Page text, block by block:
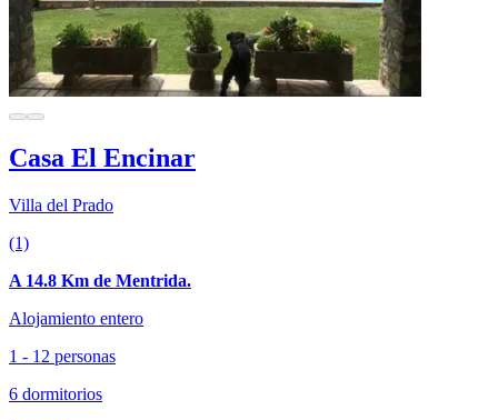
Casa El Encinar
Villa del Prado
(1)
A 14.8 Km de Mentrida.
Alojamiento entero
1 - 12 personas
6 dormitorios